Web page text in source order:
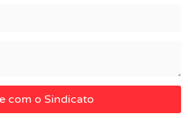
com o Sindicato